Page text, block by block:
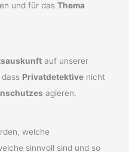
und für dasThema
auf unserer
Privatdetektive nicht
agieren.
welche
sinnvoll sind und so